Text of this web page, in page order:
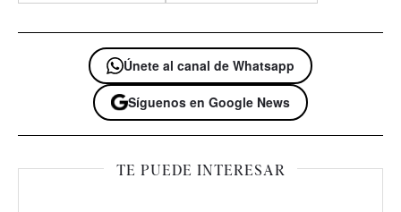
Únete al canal de Whatsapp
Síguenos en Google News
TE PUEDE INTERESAR